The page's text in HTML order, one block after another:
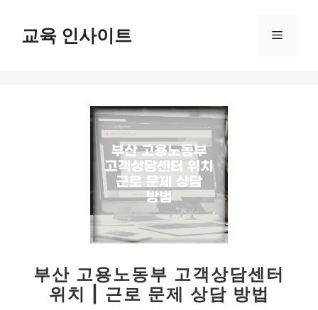
교육 인사이트 메
부산 고용노동부 고객상담센터
위치 | 근로 문제 상담 방법